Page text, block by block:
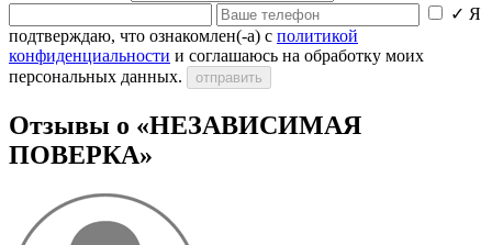
✓ Я
подтверждаю, что ознакомлен(-а) с политикой
конфиденциальности и соглашаюсь на обработку моих
персональных данных.
отправить
Отзывы о «НЕЗАВИСИМАЯ
ПОВЕРКА»